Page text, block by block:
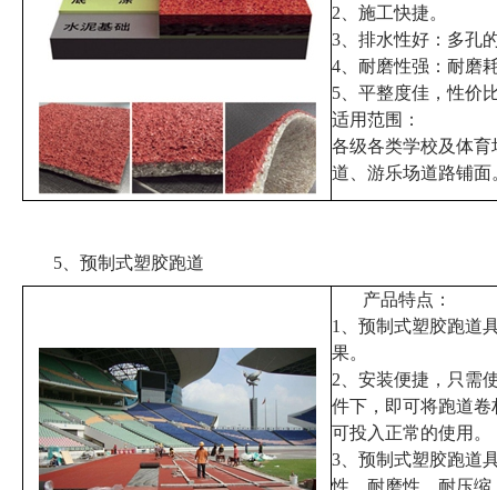
2 、施工快捷。
3 、排水性好：多孔
4 、耐磨性强：耐磨
5 、平整度佳，性价
适用范围：
各级各类学校及体
道、游乐场道路铺面
5、预制式塑胶跑道
产品特点：
1
、预制式塑胶跑道
果。
2 、安装便捷，只需
件下，即可将跑道
可投入正常的使用。
3 、预制式塑胶跑道
性、耐磨性、耐压